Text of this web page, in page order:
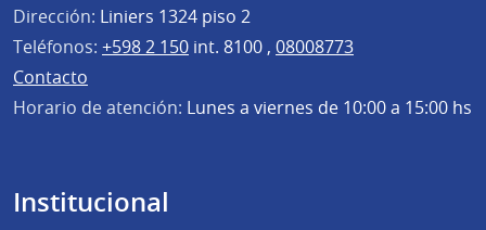
Dirección: Liniers 1324 piso 2
Teléfonos: +598 2 150 int. 8100 , 08008773
Contacto
Horario de atención: Lunes a viernes de 10:00 a 15:00 hs
Institucional